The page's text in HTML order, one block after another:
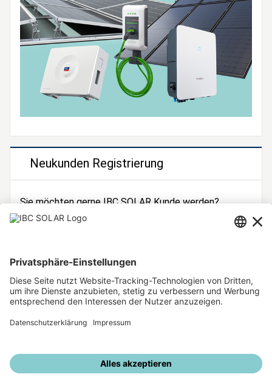
Neukunden Registrierung
Sie möchten gerne IBC SOLAR Kunde werden?
Dann registrieren Sie sich jetzt!
Unsere weiteren Angebote
IBC SOLAR Webseite